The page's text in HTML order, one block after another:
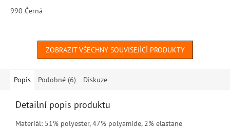
990 Černá
ZOBRAZIT VŠECHNY SOUVISEJÍCÍ PRODUKTY
Popis Podobné (6) Diskuze
Detailní popis produktu
Materiál: 51% polyester, 47% polyamide, 2% elastane